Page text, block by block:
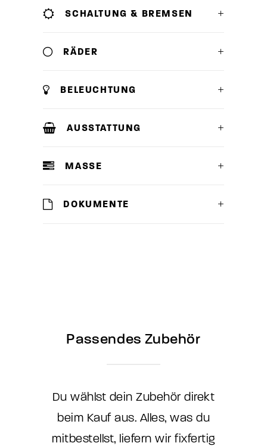
SCHALTUNG & BREMSEN
RÄDER
BELEUCHTUNG
AUSSTATTUNG
MASSE
DOKUMENTE
Passendes Zubehör
Du wählst dein Zubehör direkt
beim Kauf aus. Alles, was du
mitbestellst, liefern wir fixfertig